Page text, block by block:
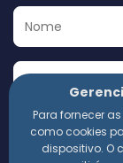
Eu concordo
informativos
meus dados
Para fornecer
como cookies
dispositivo. O